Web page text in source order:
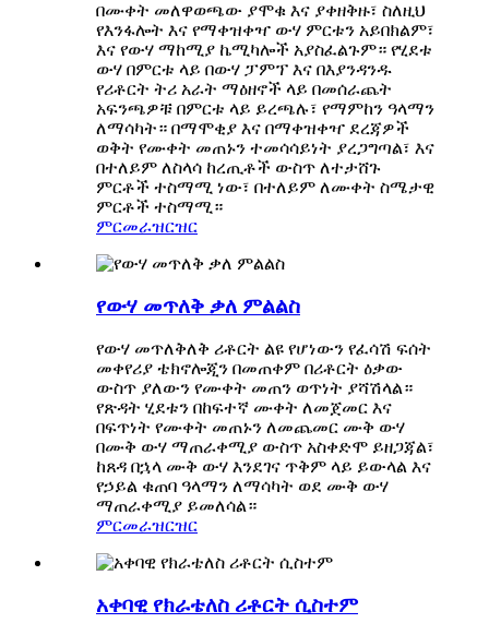
በሙቀት መለዋወጫው ያሞቁ እና ያቀዘቅዙ፣ ስለዚህ
የእንፋሎት እና የማቀዝቀዣ ውሃ ምርቱን አይበክልም፣
እና የውሃ ማከሚያ ኬሚካሎች አያስፈልጉም። የሂደቱ
ውሃ በምርቱ ላይ በውሃ ፓምፕ እና በእያንዳንዱ
የሪቶርት ትሪ አራት ማዕዘኖች ላይ በመሰራጨት
አፍንጫዎቹ በምርቱ ላይ ይረጫሉ፣ የማምከን ዓላማን
ለማሳካት። በማሞቂያ እና በማቀዝቀዣ ደረጃዎች
ወቅት የሙቀት መጠኑን ተመሳሳይነት ያረጋግጣል፣ እና
በተለይም ለስላሳ ከረጢቶች ውስጥ ለተታሸጉ
ምርቶች ተስማሚ ነው፣ በተለይም ለሙቀት ስሜታዊ
ምርቶች ተስማሚ።
ምርመራዝርዝር
የውሃ መጥለቅ ቃለ ምልልስ
የውሃ መጥለቅለቅ ሪቶርት ልዩ የሆነውን የፈሳሽ ፍሰት
መቀየሪያ ቴክኖሎጂን በመጠቀም በሪቶርት ዕቃው
ውስጥ ያለውን የሙቀት መጠን ወጥነት ያሻሽላል።
የጽዳት ሂደቱን በከፍተኛ ሙቀት ለመጀመር እና
በፍጥነት የሙቀት መጠኑን ለመጨመር ሙቅ ውሃ
በሙቅ ውሃ ማጠራቀሚያ ውስጥ አስቀድሞ ይዘጋጃል፣
ከጸዳ በኋላ ሙቅ ውሃ እንደገና ጥቅም ላይ ይውላል እና
የኃይል ቁጠባ ዓላማን ለማሳካት ወደ ሙቅ ውሃ
ማጠራቀሚያ ይመለሳል።
ምርመራዝርዝር
አቀባዊ የክራቴለስ ሪቶርት ሲስተም